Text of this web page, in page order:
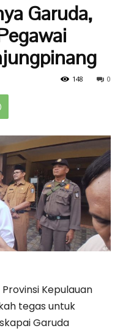
Garuda,
0
148
Kepulauan
tegas untuk
Garuda